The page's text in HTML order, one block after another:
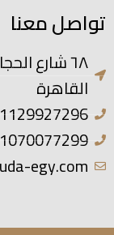
تواصل معنا
٦٨ شارع
القاهرة
egy.com